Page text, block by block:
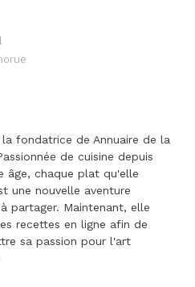
fondatrice de Annuaire de la
de cuisine depuis
âge, chaque plat qu'elle
une nouvelle aventure
partager. Maintenant, elle
recettes en ligne afin de
sa passion pour l'art